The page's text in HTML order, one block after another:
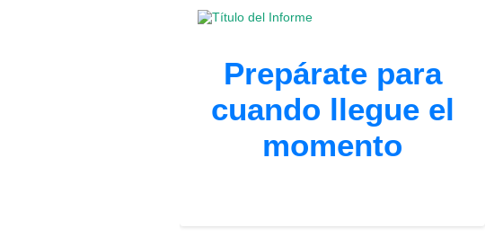
Prepárate para
cuando llegue el
momento